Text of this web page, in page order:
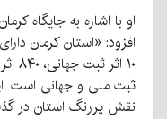
او با اشاره به جایگاه
افزود: «استان کرمان
۱۰
ثبت ملی و جهانی است.
نقش پررنگ استان در